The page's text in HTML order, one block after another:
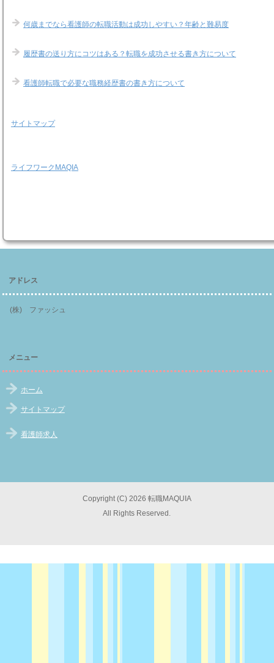
何歳までなら看護師の転職活動は成功しやすい？年齢と難易度
履歴書の送り方にコツはある？転職を成功させる書き方について
看護師転職で必要な職務経歴書の書き方について
サイトマップ
ライフワークMAQIA
アドレス
(株) ファッシュ
メニュー
ホーム
サイトマップ
看護師求人
Copyright (C) 2026 転職MAQUIA
All Rights Reserved.